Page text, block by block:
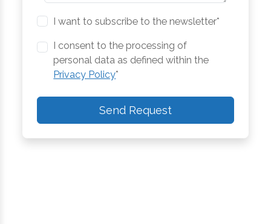
I want to subscribe to the newsletter*
I consent to the processing of
personal data as defined within the
Privacy Policy*
Send Request